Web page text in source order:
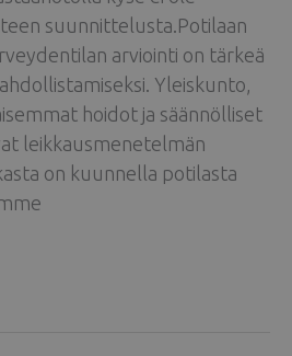
suunnittelusta.Potilaan
arviointi on tärkeä
Yleiskunto,
hoidot ja säännölliset
leikkausmenetelmän
on kuunnella potilasta